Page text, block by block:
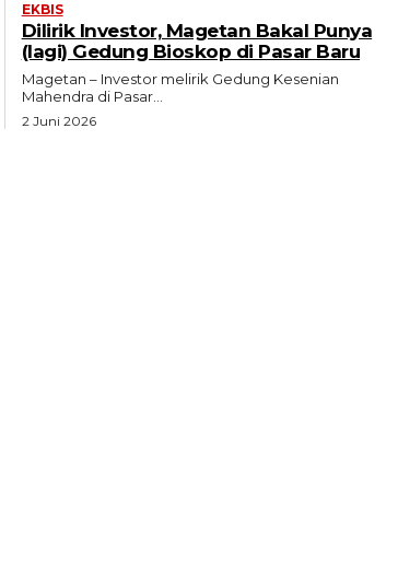
EKBIS
Dilirik Investor, Magetan Bakal Punya
(lagi) Gedung Bioskop di Pasar Baru
Magetan – Investor melirik Gedung Kesenian
Mahendra di Pasar...
2 Juni 2026